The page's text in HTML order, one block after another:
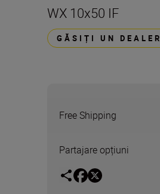
WX 10x50 IF
GĂSIȚI UN DEALER
Free Shipping
Partajare opțiuni